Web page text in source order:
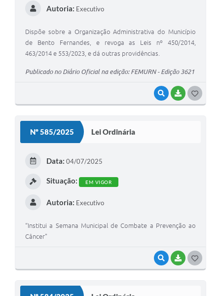
VISUALIZAR
BAIXAR
Autoria: Executivo
Dispõe sobre a Organização Administrativa do Município
de Bento Fernandes, e revoga as Leis nº 450/2014,
463/2014 e 553/2023, e dá outras providências.
Publicado no Diário Oficial na edição: FEMURN - Edição 3621
Nº 585/2025 Lei Ordinária
VISUALIZAR
BAIXAR
Data: 04/07/2025
Situação: EM VIGOR
Autoria: Executivo
“Institui a Semana Municipal de Combate a Prevenção ao
Câncer"